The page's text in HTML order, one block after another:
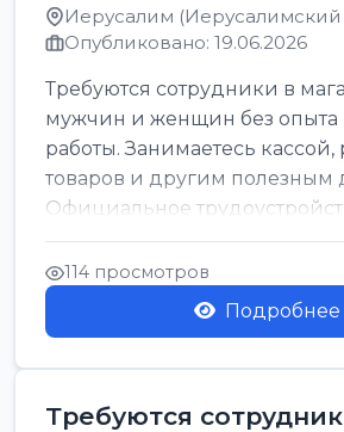
Иерусалим (Иерусалимский
Опубликовано: 19.06.2026
Требуются сотрудники в
мужчин и женщин без опыта
работы. Занимаетесь кассой,
товаров и другим полезным
Официальное
стабильная зарплата от ...
114 просмотров
Подробнее
Требуются